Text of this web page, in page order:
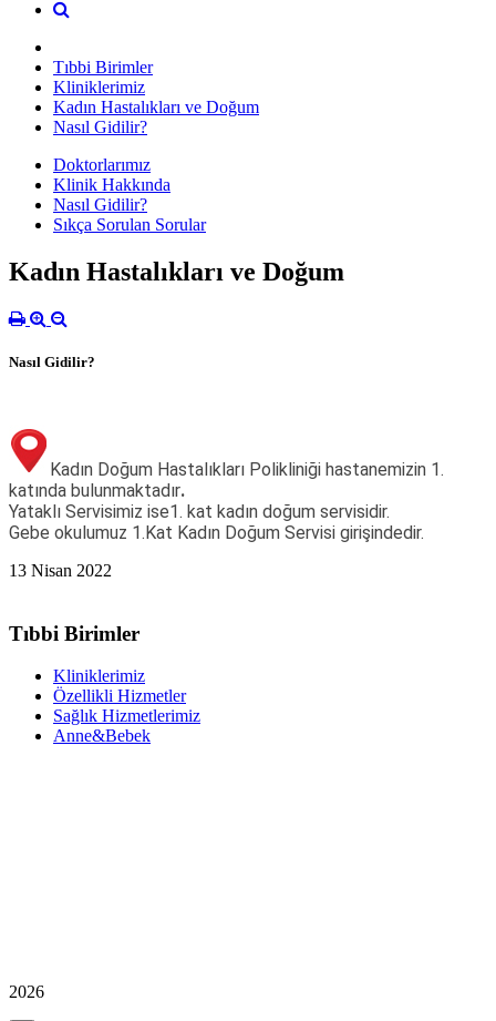
Tıbbi Birimler
Kliniklerimiz
Kadın Hastalıkları ve Doğum
Nasıl Gidilir?
Doktorlarımız
Klinik Hakkında
Nasıl Gidilir?
Sıkça Sorulan Sorular
Kadın Hastalıkları ve Doğum
Nasıl Gidilir?
Kadın Doğum Hastalıkları Polikliniği hastanemizin 1.
katında bulunmaktadır.
Yataklı Servisimiz ise1. kat kadın doğum servisidir.
Gebe okulumuz 1.Kat Kadın Doğum Servisi girişindedir.
13 Nisan 2022
Tıbbi Birimler
Kliniklerimiz
Özellikli Hizmetler
Sağlık Hizmetlerimiz
Anne&Bebek
2026